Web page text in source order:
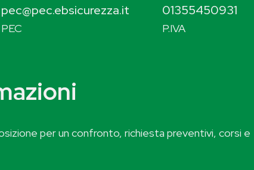
pec@pec.ebsicurezza.it
PEC
01355450931
P.IVA
per un confronto, richiesta preventivi, corsi e